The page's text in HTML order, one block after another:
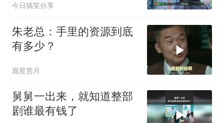
今日搞笑分享
朱老总：手里的资源到底
有多少？
观星赏月
舅舅一出来，就知道整部
剧谁最有钱了